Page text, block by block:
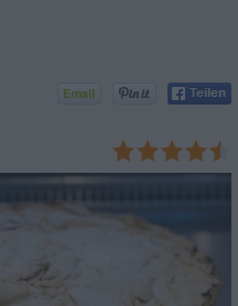
Ein wunderbares Rezept für